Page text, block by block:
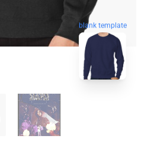
blank template